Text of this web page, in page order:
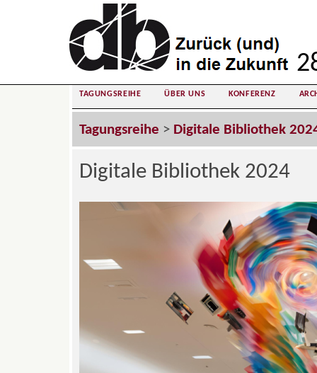
TAGUNGSREIHE ÜBER UNS KONFERENZ
Tagungsreihe > Digitale Bibliothek
Digitale Bibliothek 2024